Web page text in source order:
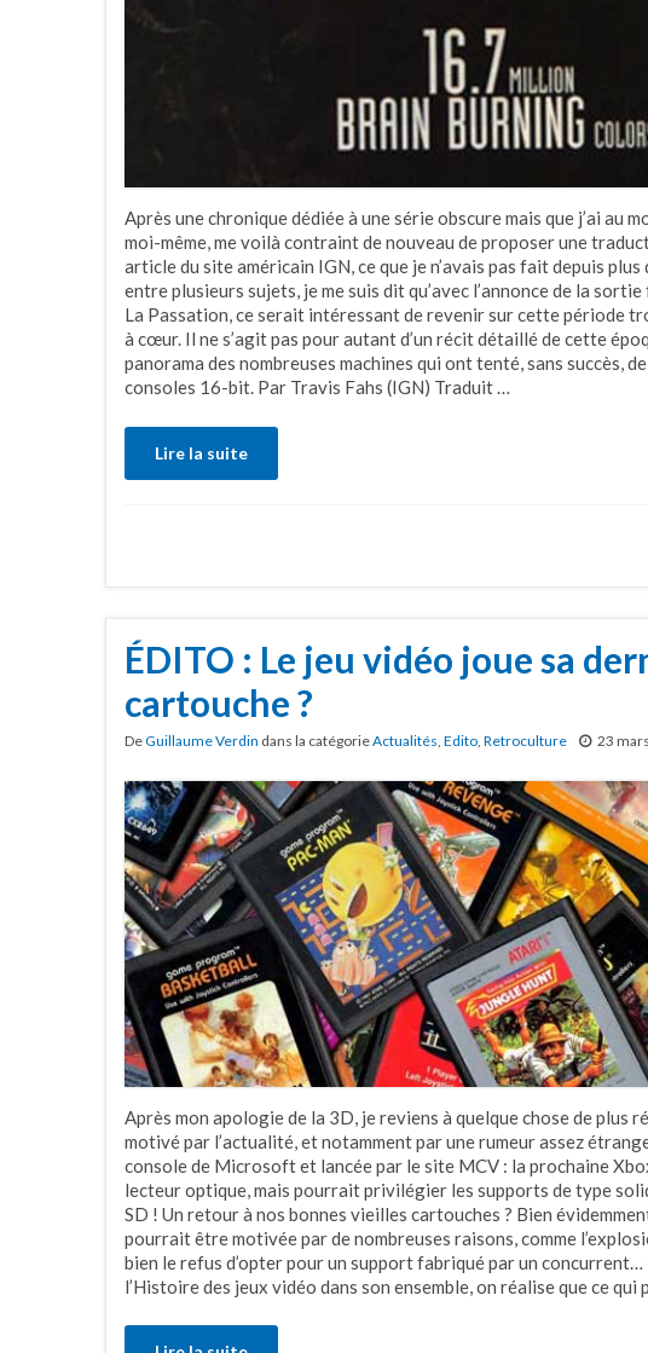
Après une chronique dédiée à une série obscure mais que j’ai au
moi-même, me voilà contraint de nouveau de proposer une
article du site américain IGN, ce que je n’avais pas fait depuis plus
entre plusieurs sujets, je me suis dit qu’avec l’annonce de la
La Passation, ce serait intéressant de revenir sur cette période
à cœur. Il ne s’agit pas pour autant d’un récit détaillé de cette
panorama des nombreuses machines qui ont tenté, sans succès,
consoles 16-bit. Par Travis Fahs (IGN) Traduit …
Lire la suite
ÉDITO : Le jeu vidéo joue sa
cartouche ?
DeGuillaume Verdin dans la catégorieActualités, Edito, Retroculture 23
Après mon apologie de la 3D, je reviens à quelque chose de plus
motivé par l’actualité, et notamment par une rumeur assez
console de Microsoft et lancée par le site MCV : la prochaine
lecteur optique, mais pourrait privilégier les supports de type
SD ! Un retour à nos bonnes vieilles cartouches ? Bien
pourrait être motivée par de nombreuses raisons, comme
bien le refus d’opter pour un support fabriqué par un concurrent…
l’Histoire des jeux vidéo dans son ensemble, on réalise que ce qui